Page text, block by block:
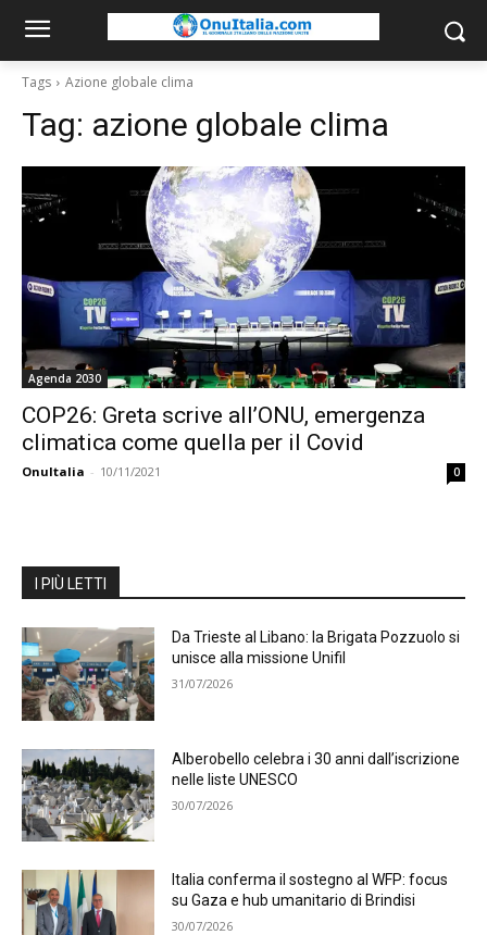
Tags Azione globale clima
Tag: azione globale clima
Agenda 2030
COP26: Greta scrive all’ONU, emergenza
climatica come quella per il Covid
OnuItalia - 10/11/2021 0
I PIÙ LETTI
Da Trieste al Libano: la Brigata Pozzuolo si
unisce alla missione Unifil
31/07/2026
Alberobello celebra i 30 anni dall’iscrizione
nelle liste UNESCO
30/07/2026
Italia conferma il sostegno al WFP: focus
su Gaza e hub umanitario di Brindisi
30/07/2026